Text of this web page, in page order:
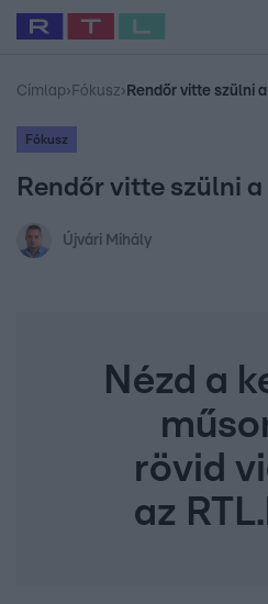
Legfrissebb RTL Híradó
Sebestyén Balázs
Címlap› Fókusz› Rendőr vitte szülni
Fókusz
Rendőr vitte szülni
Újvári Mihály
Nézd a
rövid
az